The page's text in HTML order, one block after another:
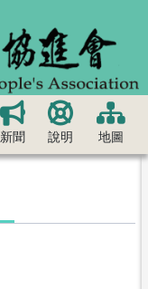
新聞 說明 地圖